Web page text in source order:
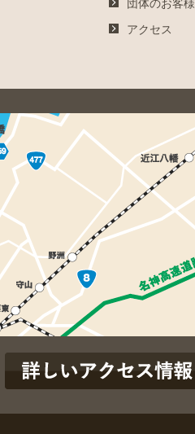
団体のお客様
アクセス